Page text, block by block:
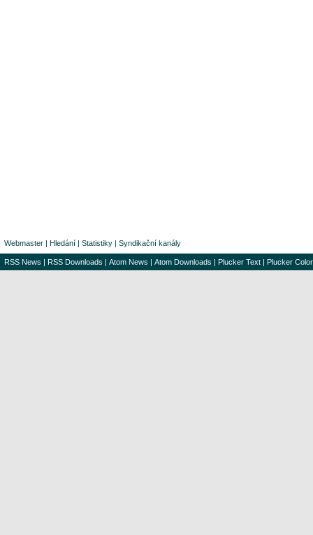
Webmaster | Hledání | Statistiky | Syndikační kanály
RSS News | RSS Downloads | Atom News | Atom Downloads | Plucker Text | Plucker Color